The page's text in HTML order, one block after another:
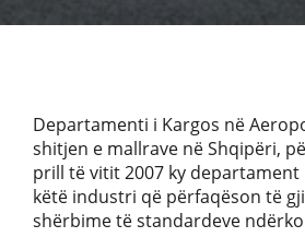
Departamenti i Kargos në
shitjen e mallrave në Shqipëri,
prill të vitit 2007 ky
këtë industri që përfaqëson të
shërbime të standardeve